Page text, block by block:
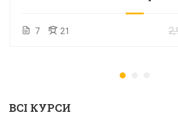
7 21
ВСІ КУРСИ